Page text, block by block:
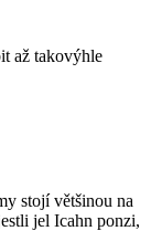
až takovýhle
stojí většinou na
jel Icahn ponzi,